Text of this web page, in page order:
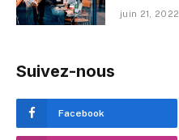
juin 21, 2022
Suivez-nous
Facebook